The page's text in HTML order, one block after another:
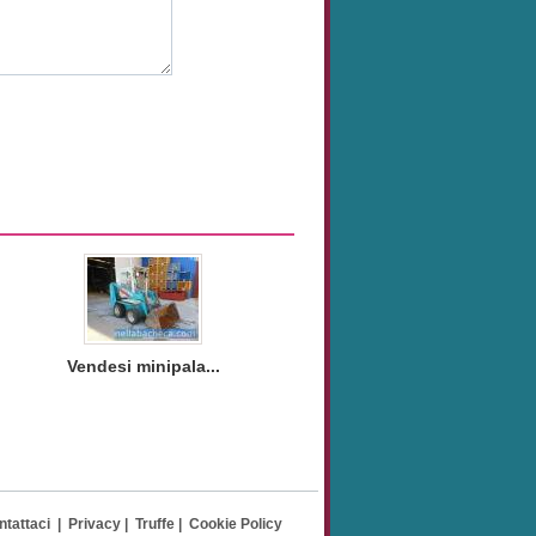
Vendesi minipala...
Privacy Truffe Cookie Policy